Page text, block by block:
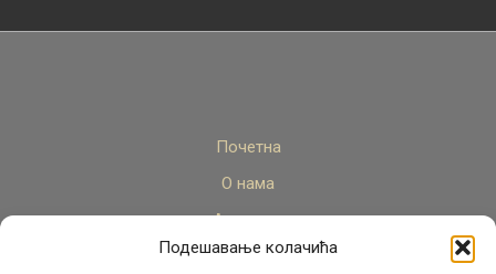
Подешавање колачића
Почетна
О нама
Актуелно
Стручни кадар